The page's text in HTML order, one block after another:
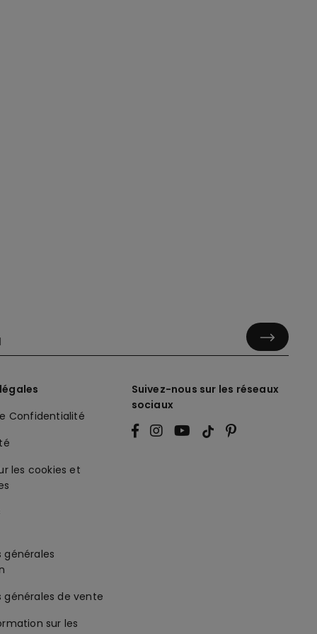
Confidentialité
les cookies et
générales
générales de vente
sur les
Suivez-nous sur les réseaux
sociaux